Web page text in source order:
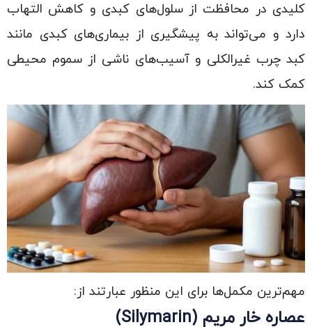
کلیدی در محافظت از سلول‌های کبدی و کاهش التهاب
دارد و می‌تواند به پیشگیری از بیماری‌های کبدی مانند
کبد چرب غیرالکلی و آسیب‌های ناشی از سموم محیطی
کمک کند.
مهم‌ترین مکمل‌ها برای این منظور عبارتند از:
عصاره خار مریم (Silymarin)